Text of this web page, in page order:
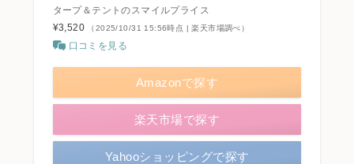
タープ＆テントのスマイルプライス
¥3,520
（2025/10/31 15:56時点 | 楽天市場調べ）
口コミを見る
Amazonで探す
楽天市場で探す
Yahooショッピングで探す